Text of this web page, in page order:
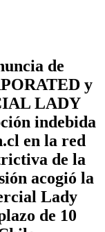
de
y
LADY
indebida
en la red
de la
acogió la
Lady
de 10